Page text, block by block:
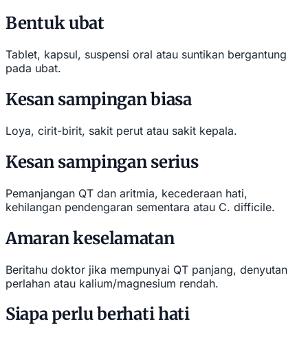
Bentuk ubat
Tablet, kapsul, suspensi oral atau suntikan bergantung
pada ubat.
Kesan sampingan biasa
Loya, cirit-birit, sakit perut atau sakit kepala.
Kesan sampingan serius
Pemanjangan QT dan aritmia, kecederaan hati,
kehilangan pendengaran sementara atau C. difficile.
Amaran keselamatan
Beritahu doktor jika mempunyai QT panjang, denyutan
perlahan atau kalium/magnesium rendah.
Siapa perlu berhati hati